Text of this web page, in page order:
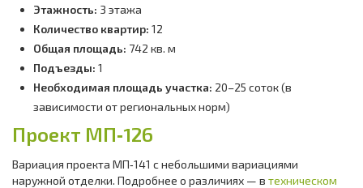
Этажность: 3 этажа
Количество квартир: 12
Общая площадь: 742 кв. м
Подъезды: 1
Необходимая площадь участка: 20–25 соток (в
зависимости от региональных норм)
Проект МП‑126
Вариация проекта МП‑141 с небольшими вариациями
наружной отделки. Подробнее о различиях — в техническом